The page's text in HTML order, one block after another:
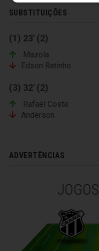
SUBSTITUIÇÕES
(1) 23' (2)
Mazola
Edson Ratinho
(3) 32' (2)
Rafael Costa
Anderson
ADVERTÊNCIAS